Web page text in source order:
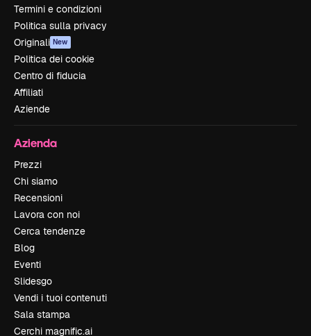
Termini e condizioni
Politica sulla privacy
Originali New
Politica dei cookie
Centro di fiducia
Affiliati
Aziende
Azienda
Prezzi
Chi siamo
Recensioni
Lavora con noi
Cerca tendenze
Blog
Eventi
Slidesgo
Vendi i tuoi contenuti
Sala stampa
Cerchi magnific.ai